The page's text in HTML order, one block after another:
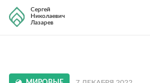
Сергей
Николаевич
Лазарев